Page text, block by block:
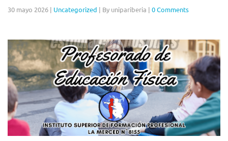
30 mayo 2026 | Uncategorized | By unipariberia | 0 Comments